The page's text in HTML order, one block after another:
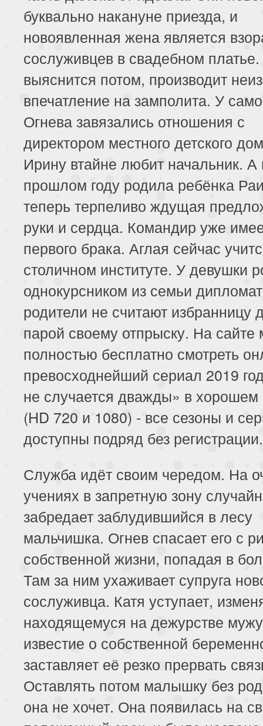
буквально накануне приезда, и
новоявленная жена является
сослуживцев в свадебном
выяснится потом, производит
впечатление на замполита. У
Огнева завязались отношения с
директором местного детского
Ирину втайне любит начальник.
прошлом году родила ребёнка
теперь терпеливо ждущая
руки и сердца. Командир уже
первого брака. Аглая сейчас
столичном институте. У девушки
однокурсником из семьи
родители не считают избранницу
парой своему отпрыску. На
полностью бесплатно смотреть
превосходнейший сериал 2019
не случается дважды» в хорошем
(HD 720 и 1080) - все сезоны и
доступны подряд без регистрации.
Служба идёт своим чередом. На
учениях в запретную зону
забредает заблудившийся в лесу
мальчишка. Огнев спасает его с
собственной жизни, попадая в
Там за ним ухаживает супруга
сослуживца. Катя уступает,
находящемуся на дежурстве
известие о собственной
заставляет её резко прервать
Оставлять потом малышку без
она не хочет. Она появилась на